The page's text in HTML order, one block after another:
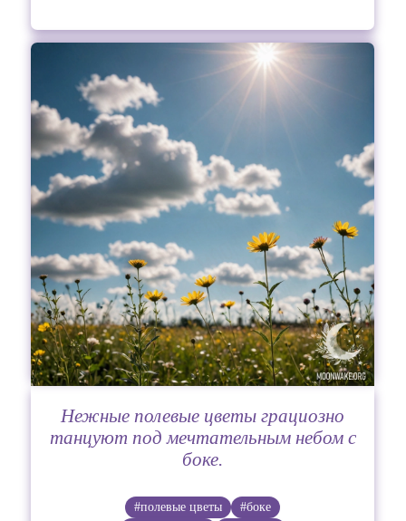
Нежные полевые цветы грациозно
танцуют под мечтательным небом с
боке.
#полевые цветы
#боке